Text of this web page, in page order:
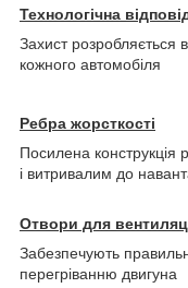
Технологічна
Захист розробляється
кожного автомобіля
Ребра жорсткості
Посилена конструкція
і витривалим до
Отвори для
Забезпечують
перегріванню двигуна